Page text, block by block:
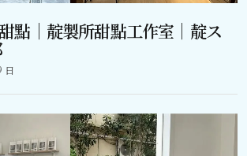
點｜靛製所甜點工作室｜靛ス
日